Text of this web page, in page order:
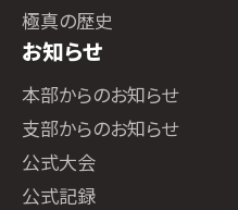
極真の歴史
お知らせ
本部からのお知らせ
支部からのお知らせ
公式大会
公式記録